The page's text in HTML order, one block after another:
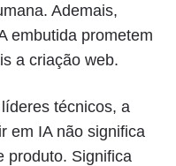
Ademais,
embutida prometem
a criação web.
técnicos, a
em IA não significa
produto. Significa